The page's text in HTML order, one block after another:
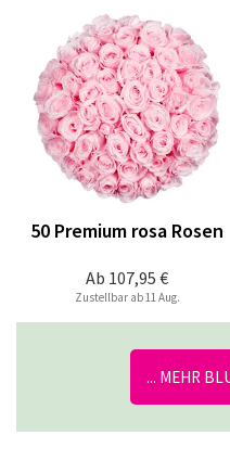
Ab 107,95 €
50 Premium rosa Rosen
Zustellbar ab 11 Aug.
... MEHR